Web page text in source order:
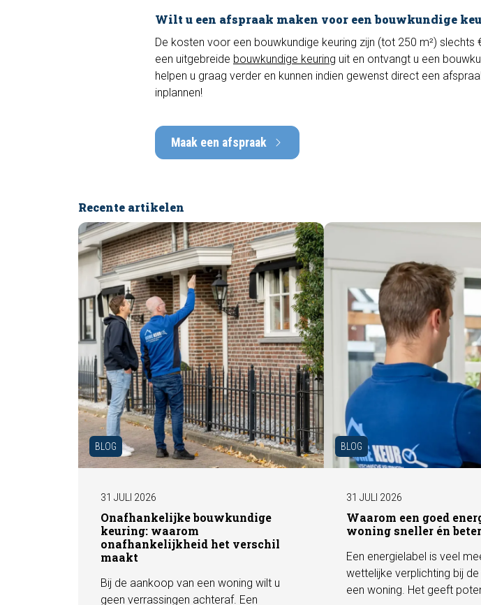
Wilt u een afspraak maken voor een bouwkundige
De kosten voor een bouwkundige keuring zijn (tot 250 m²)
een uitgebreide bouwkundige keuring uit en ontvangt u een
helpen u graag verder en kunnen indien gewenst direct een
inplannen!
Maak een afspraak
Recente artikelen
BLOG
31 JULI 2026
Onafhankelijke bouwkundige
keuring: waarom
onafhankelijkheid het verschil
maakt
Bij de aankoop van een woning wilt u
geen verrassingen achteraf. Een
BLOG
31 JULI 2026
Waarom een goed
woning sneller én
Een energielabel is veel
wettelijke verplichting bij
een woning. Het geeft